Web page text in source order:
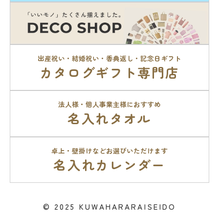
出産祝い・結婚祝い・香典返し・記念日ギフト
カタログギフト専門店
法人様・個人事業主様におすすめ
名入れタオル
卓上・壁掛けなどお選びいただけます
名入れカレンダー
© 2025 KUWAHARARAISEIDO